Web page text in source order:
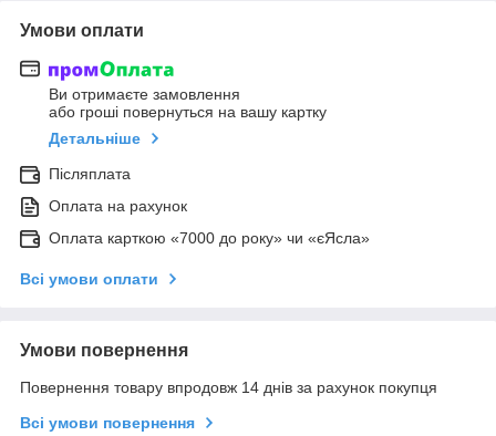
Умови оплати
Ви отримаєте замовлення
або гроші повернуться на вашу картку
Детальніше
Післяплата
Оплата на рахунок
Оплата карткою «7000 до року» чи «єЯсла»
Всі умови оплати
Умови повернення
Повернення товару впродовж 14 днів за рахунок покупця
Всі умови повернення